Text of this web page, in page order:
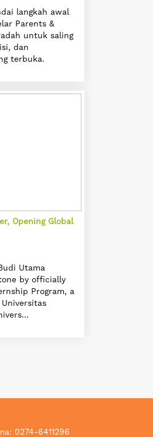
langkah awal
Parents &
untuk saling
dan
terbuka.
Opening Global
Utama
by officially
Program, a
0274-6411296